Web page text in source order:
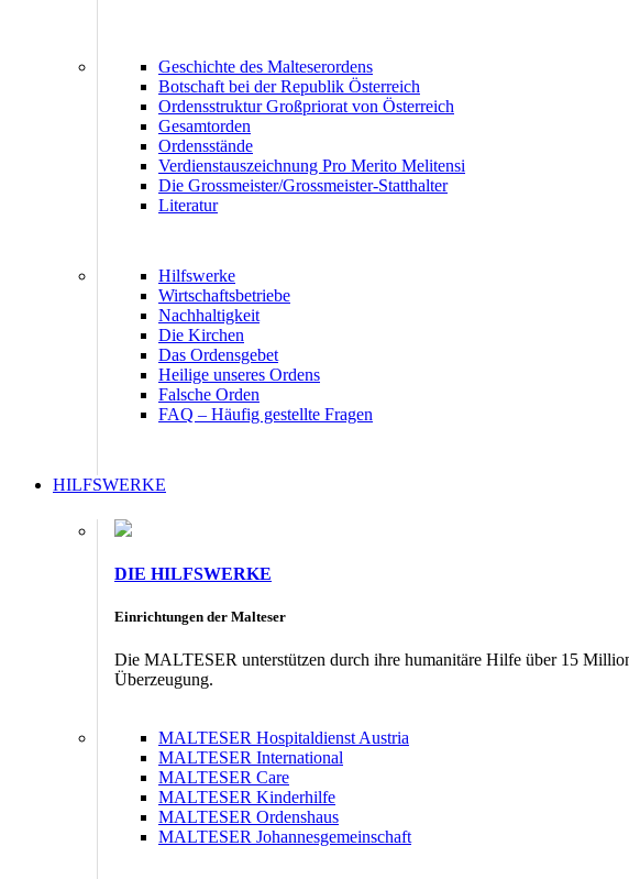
Geschichte des Malteserordens
Botschaft bei der Republik Österreich
Ordensstruktur Großpriorat von Österreich
Gesamtorden
Ordensstände
Verdienstauszeichnung Pro Merito Melitensi
Die Grossmeister/Grossmeister-Statthalter
Literatur
Hilfswerke
Wirtschaftsbetriebe
Nachhaltigkeit
Die Kirchen
Das Ordensgebet
Heilige unseres Ordens
Falsche Orden
FAQ – Häufig gestellte Fragen
HILFSWERKE
DIE HILFSWERKE
Einrichtungen der Malteser
Die MALTESER unterstützen durch ihre humanitäre Hilfe über 15
Überzeugung.
MALTESER Hospitaldienst Austria
MALTESER International
MALTESER Care
MALTESER Kinderhilfe
MALTESER Ordenshaus
MALTESER Johannesgemeinschaft